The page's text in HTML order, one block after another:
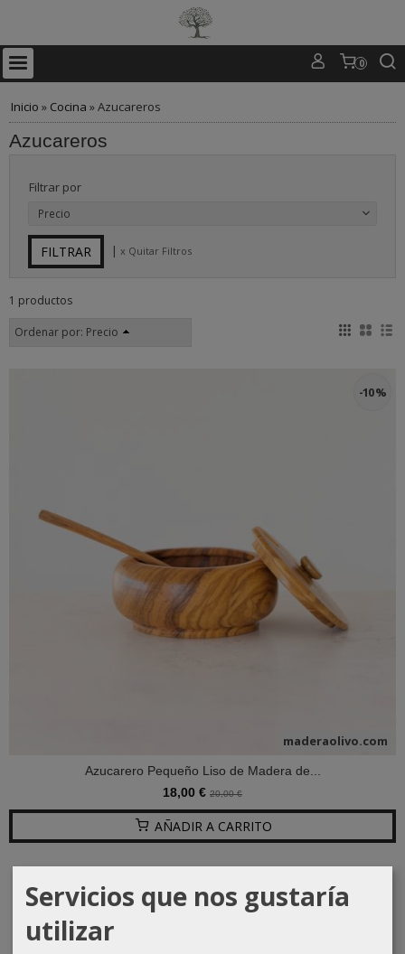
0
IDIOMA
Inicio » Cocina »Azucareros
Azucareros
Filtrar por
Precio
| x Quitar Filtros
1 productos
Ordenar por: Precio
maderaolivo.com
-10 %
Azucarero Pequeño Liso de Madera de...
18,00 € 20,00 €
AÑADIR A CARRITO
Servicios que nos gustaría
utilizar